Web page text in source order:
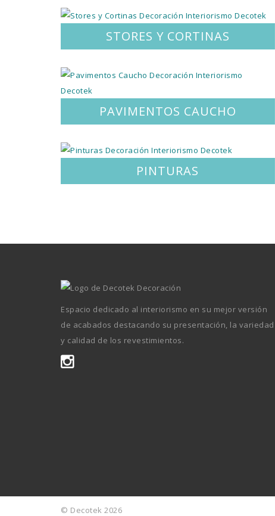
STORES Y CORTINAS
PAVIMENTOS CAUCHO
PINTURAS
Espacio dedicado al interiorismo en su mejor versión
de acabados destacando su presentación, la variedad
y calidad de los revestimientos.
© Decotek 2026